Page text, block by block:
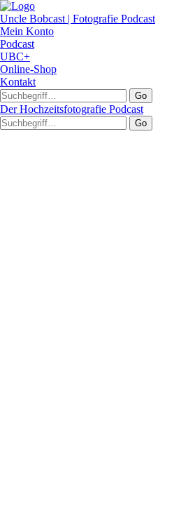
Uncle Bobcast | Fotografie Podcast
Mein Konto
Podcast
UBC+
Online-Shop
Kontakt
Go
Der Hochzeitsfotografie Podcast
Go